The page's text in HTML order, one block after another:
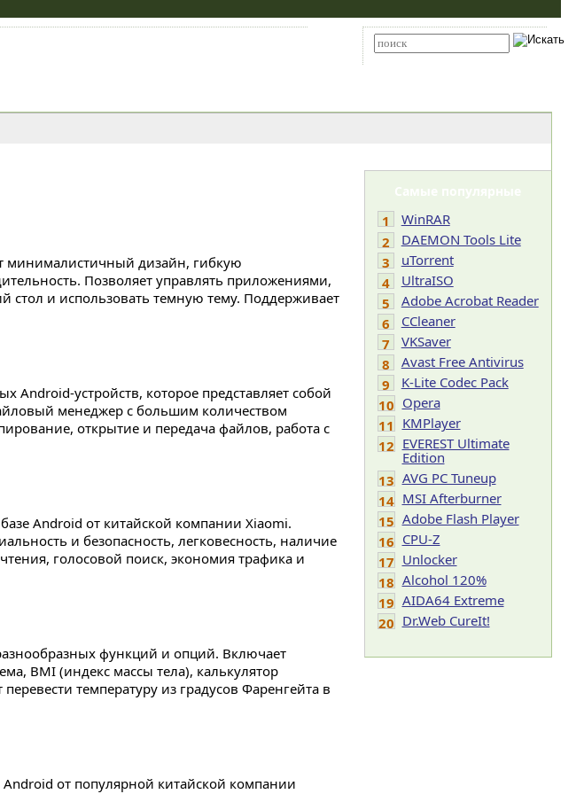
минималистичный дизайн, гибкую
Позволяет управлять приложениями,
стол и использовать темную тему. Поддерживает
Android-устройств, которое представляет собой
менеджер с большим количеством
открытие и передача файлов, работа с
Android от китайской компании Xiaomi.
и безопасность, легковесность, наличие
голосовой поиск, экономия трафика и
функций и опций. Включает
BMI (индекс массы тела), калькулятор
температуру из градусов Фаренгейта в
от популярной китайской компании
Самые популярные
1
WinRAR
2
DAEMON Tools Lite
3
uTorrent
4
UltraISO
5
Adobe Acrobat Reader
6
CCleaner
7
VKSaver
8
Avast Free Antivirus
9
K-Lite Codec Pack
10 Opera
11 KMPlayer
12 EVEREST Ultimate
Edition
13 AVG PC Tuneup
14 MSI Afterburner
15 Adobe Flash Player
16 CPU-Z
17 Unlocker
18 Alcohol 120%
19 AIDA64 Extreme
20 Dr.Web CureIt!